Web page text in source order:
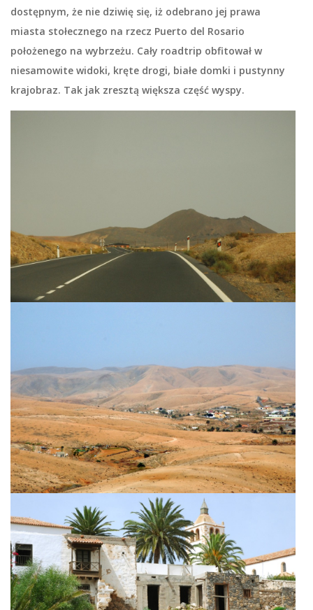
dostępnym, że nie dziwię się, iż odebrano jej prawa
miasta stołecznego na rzecz Puerto del Rosario
położenego na wybrzeżu. Cały roadtrip obfitował w
niesamowite widoki, kręte drogi, białe domki i pustynny
krajobraz. Tak jak zresztą większa część wyspy.